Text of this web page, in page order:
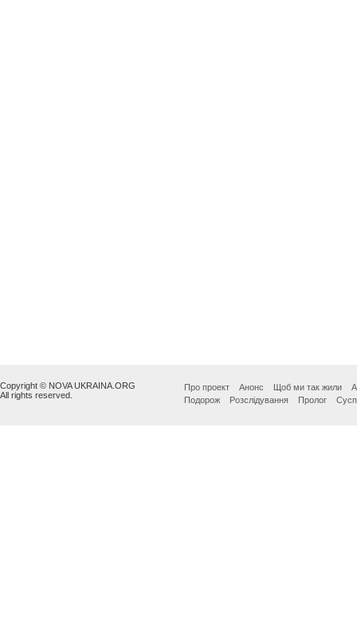
Copyright © NOVA UKRAINA.ORG
All rights reserved.
Про проект Анонс Щоб ми так жили
Подорож
Розслідування Пролог